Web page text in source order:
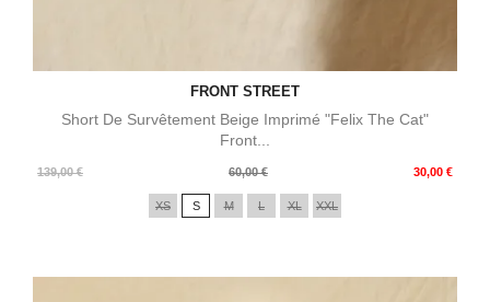
FRONT STREET
Short De Survêtement Beige Imprimé "Felix The Cat"
Front...
139,00 €
Prix
60,00 € 30,00 €
Prix
XS S M L XL XXL